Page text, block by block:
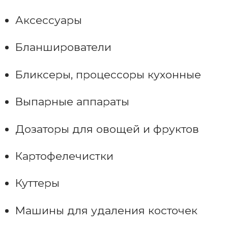
Аксессуары
Бланширователи
Бликсеры, процессоры кухонные
Выпарные аппараты
Дозаторы для овощей и фруктов
Картофелечистки
Куттеры
Машины для удаления косточек